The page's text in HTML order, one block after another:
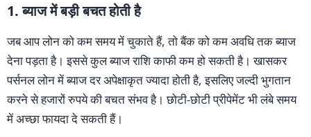
1. ब्याज में बड़ी बचत होती है
जब आप लोन को कम समय में चुकाते हैं, तो बैंक को कम अवधि तक ब्याज
देना पड़ता है। इससे कुल ब्याज राशि काफी कम हो सकती है। खासकर
पर्सनल लोन में ब्याज दर अपेक्षाकृत ज्यादा होती है, इसलिए जल्दी भुगतान
करने से हजारों रुपये की बचत संभव है। छोटी-छोटी प्रीपेमेंट भी लंबे समय
में अच्छा फायदा दे सकती हैं।